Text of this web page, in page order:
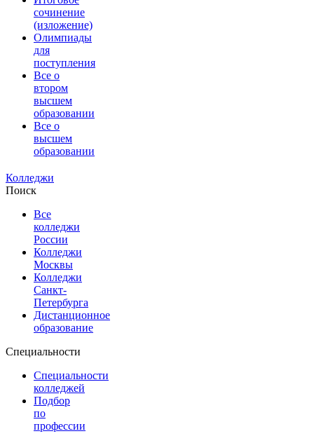
сочинение
(изложение)
Олимпиады
для
поступления
Все о
втором
высшем
образовании
Все о
высшем
образовании
Колледжи
Поиск
Все
колледжи
России
Колледжи
Москвы
Колледжи
Санкт-
Петербурга
Дистанционное
образование
Специальности
Специальности
колледжей
Подбор
по
профессии